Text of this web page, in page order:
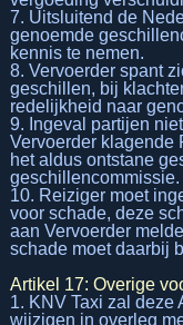
7. Uitsluitend de
genoemde
kennis te nemen.
8. Vervoerder spant
geschillen, bij
redelijkheid naar
9. Ingeval partijen
Vervoerder klagende
het aldus ontstane
geschillencommissie.
10. Reiziger moet
voor schade, deze
aan Vervoerder
schade moet daarbij
Artikel 17: Overige
1. KNV Taxi zal deze
wijzigen in overleg